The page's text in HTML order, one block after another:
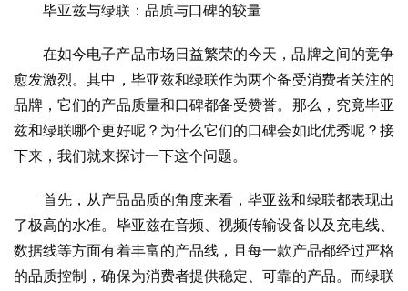
毕亚兹与绿联：品质与口碑的较量
在如今电子产品市场日益繁荣的今天，品牌之间的竞争
愈发激烈。其中，毕亚兹和绿联作为两个备受消费者关注的
品牌，它们的产品质量和口碑都备受赞誉。那么，究竟毕亚
兹和绿联哪个更好呢？为什么它们的口碑会如此优秀呢？接
下来，我们就来探讨一下这个问题。
首先，从产品品质的角度来看，毕亚兹和绿联都表现出
了极高的水准。毕亚兹在音频、视频传输设备以及充电线、
数据线等方面有着丰富的产品线，且每一款产品都经过严格
的品质控制，确保为消费者提供稳定、可靠的产品。而绿联